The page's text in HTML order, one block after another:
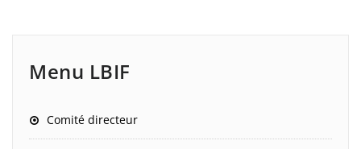
Menu LBIF
Comité directeur